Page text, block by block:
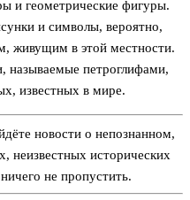
и геометрические фигуры.
и символы, вероятно,
живущим в этой местности.
называемые петроглифами,
известных в мире.
новости о непознанном,
неизвестных исторических
не пропустить.